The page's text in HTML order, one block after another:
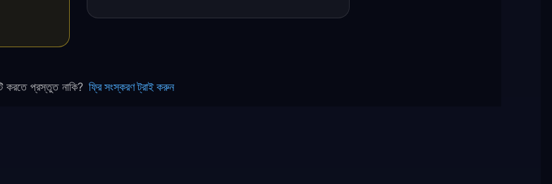
করতে প্রস্তুত নাকি? ফ্রি সংস্করণ ট্রাই করুন